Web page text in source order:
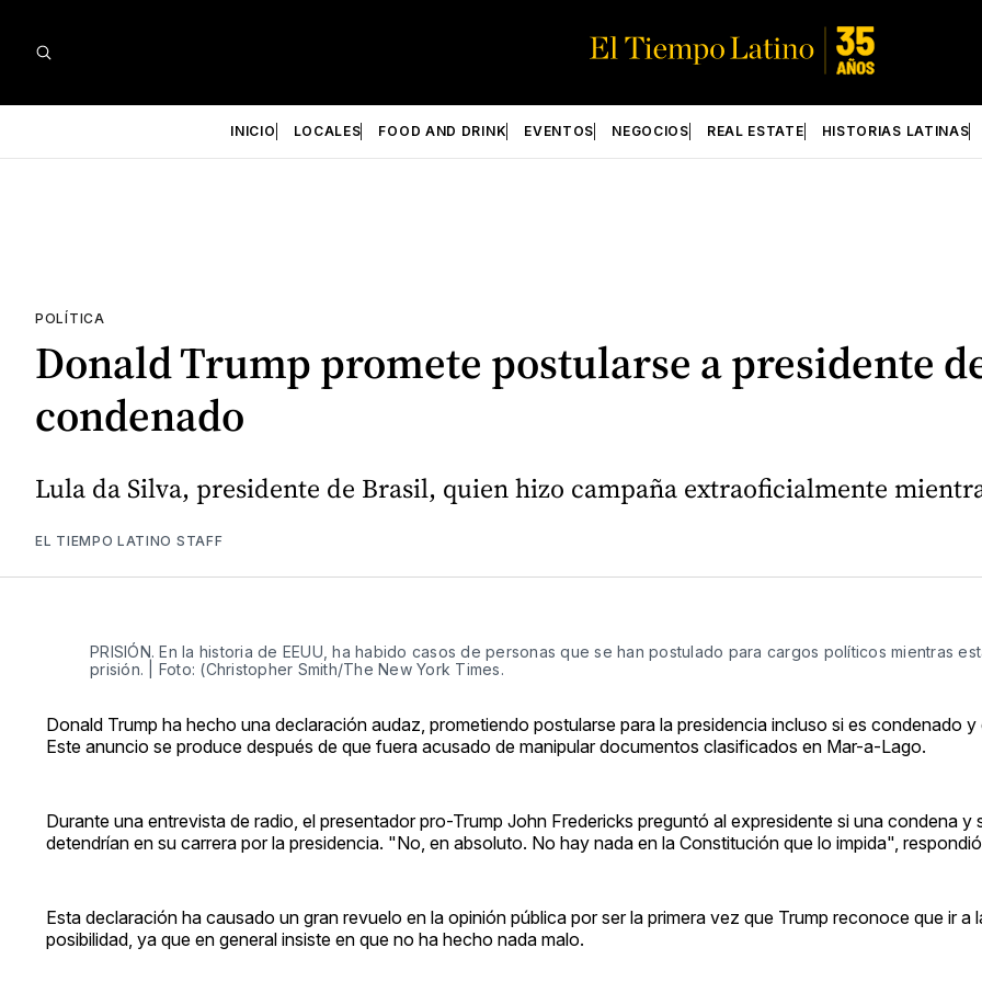
INICIO LOCALES FOOD AND DRINK EVENTOS NEGOCIOS REAL ESTATE HISTORIAS LATINAS
POLÍTICA
Donald Trump promete postularse a presidente
condenado
Lula da Silva, presidente de Brasil, quien hizo campaña extraoficialmente
EL TIEMPO LATINO STAFF
PRISIÓN. En la historia de EEUU, ha habido casos de personas que se han postulado para cargos políticos mientras
prisión. | Foto: (Christopher Smith/The New York Times.
Donald Trump ha hecho una declaración audaz, prometiendo postularse para la presidencia incluso si es condenado
Este anuncio se produce después de que fuera acusado de manipular documentos clasificados en Mar-a-Lago.
Durante una entrevista de radio, el presentador pro-Trump John Fredericks preguntó al expresidente si una condena y
detendrían en su carrera por la presidencia. "No, en absoluto. No hay nada en la Constitución que lo impida",
Esta declaración ha causado un gran revuelo en la opinión pública por ser la primera vez que Trump reconoce que ir a
posibilidad, ya que en general insiste en que no ha hecho nada malo.